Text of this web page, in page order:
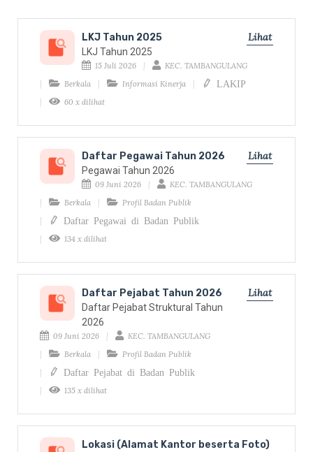
LKJ Tahun 2025 Lihat
LKJ Tahun 2025
15 Juli 2026
KEC. TAMBANGULANG
Berkala
Informasi Kinerja
LAKIP
60 x dilihat
Daftar Pegawai Tahun 2026 Lihat
Pegawai Tahun 2026
09 Juni 2026
KEC. TAMBANGULANG
Berkala
Profil Badan Publik
Daftar Pegawai di Badan Publik
134 x dilihat
Daftar Pejabat Tahun 2026 Lihat
Daftar Pejabat Struktural Tahun
2026
09 Juni 2026
KEC. TAMBANGULANG
Berkala
Profil Badan Publik
Daftar Pejabat di Badan Publik
135 x dilihat
Lokasi (Alamat Kantor beserta Foto)